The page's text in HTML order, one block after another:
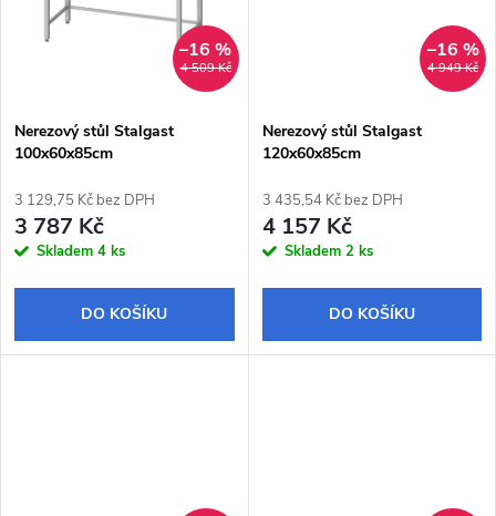
4 509 Kč
–16 %
Nerezový stůl Stalgast
100x60x85cm
3 129,75 Kč bez DPH
3 787 Kč
Skladem 4 ks
DO KOŠÍKU
4 949 Kč
–16 %
Nerezový stůl Stalgast
120x60x85cm
3 435,54 Kč bez DPH
4 157 Kč
Skladem 2 ks
DO KOŠÍKU